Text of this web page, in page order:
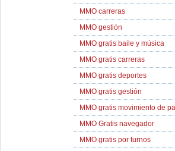
MMO carreras
MMO gestión
MMO gratis baile y música
MMO gratis carreras
MMO gratis deportes
MMO gratis gestión
MMO gratis movimiento de
MMO Gratis navegador
MMO gratis por turnos